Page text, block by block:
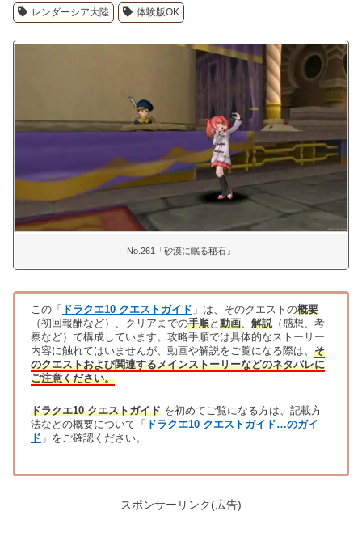
レンダーシア大陸 体験版OK
No.261「砂漠に眠る秘石」
この「 ドラクエ10 クエストガイド 」は、そのクエストの概要
（初回報酬など）、クリアまでの手順と 動画、 解説（感想、考
察など）で構成しています。攻略手順では具体的なストーリー
内容に触れてはいませんが、動画や解説をご覧になる際は、 そ
のクエストおよび関連するメインストーリーなどのネタバレに
ご注意ください。
ドラクエ10 クエストガイドを初めてご覧になる方は、記載方
法などの概要について「
ドラクエ10 クエストガイド…のガイ
ド 」をご確認ください。
スポンサーリンク(広告)